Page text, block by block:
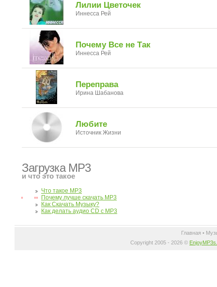
Лилии Цветочек
Иннесса Рей
Почему Все не Так
Иннесса Рей
Переправа
Ирина Шабанова
Любите
Источник Жизни
Загрузка MP3
и что это такое
Что такое MP3
Почему лучше скачать MP3
Как Скачать Музыку?
Как делать аудио CD с MP3
Главная •
Copyright 2005 - 2026 ©